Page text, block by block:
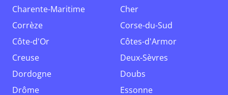
Charente-Maritime
Cher
Corrèze
Corse-du-Sud
Côte-d'Or
Côtes-d'Armor
Creuse
Deux-Sèvres
Dordogne
Doubs
Drôme
Essonne